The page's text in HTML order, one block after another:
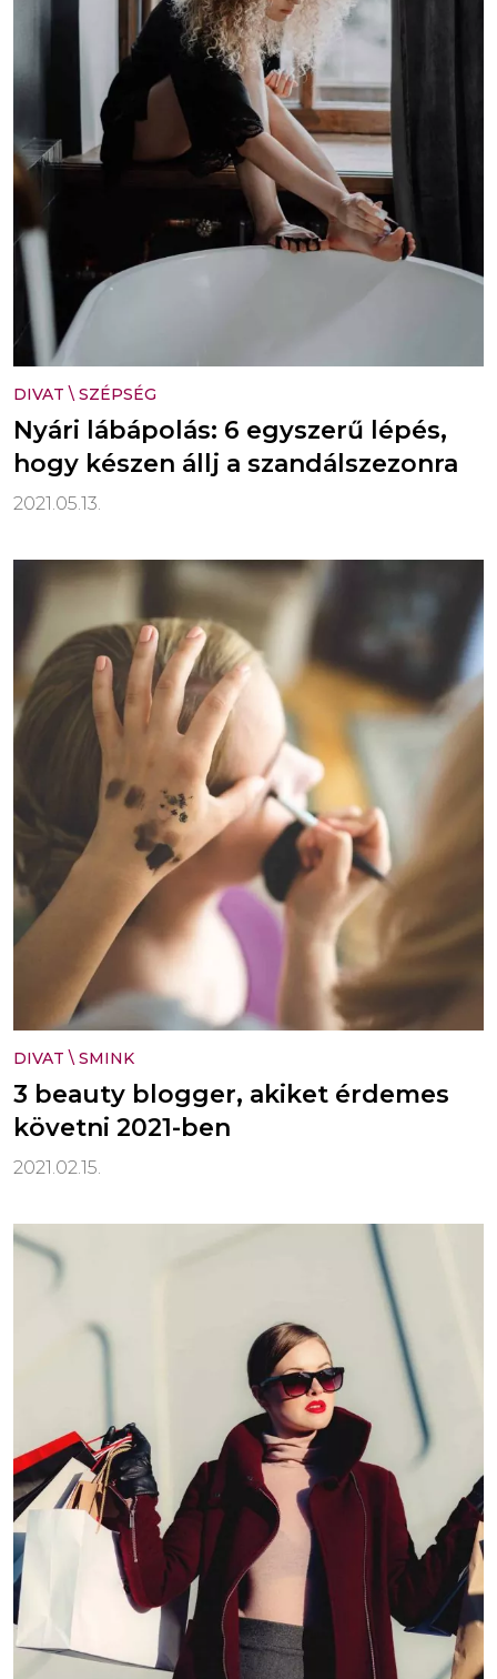
DIVAT \ SZÉPSÉG
Nyári lábápolás: 6 egyszerű lépés,
hogy készen állj a szandálszezonra
2021.05.13.
DIVAT \ SMINK
3 beauty blogger, akiket érdemes
követni 2021-ben
2021.02.15.